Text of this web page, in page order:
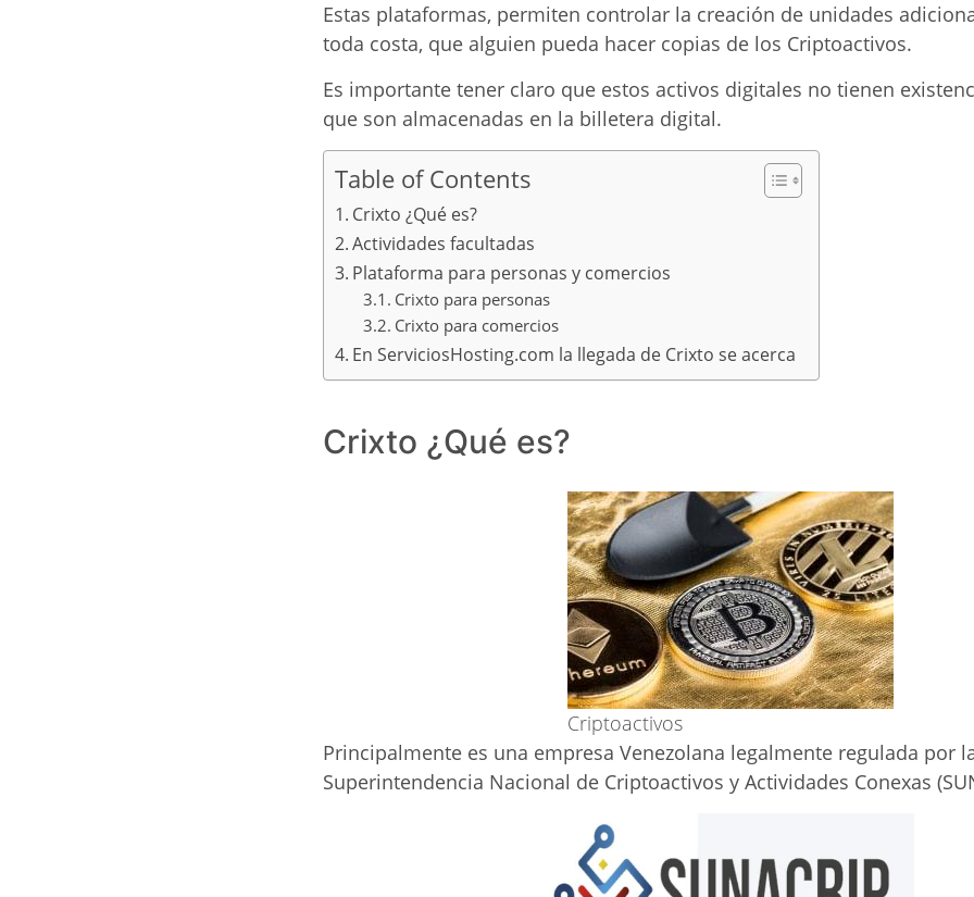
Estas plataformas, permiten controlar la creación de unidades
toda costa, que alguien pueda hacer copias de los Criptoactivos.
Es importante tener claro que estos activos digitales no tienen
que son almacenadas en la billetera digital.
Table of Contents
Crixto ¿Qué es?
Actividades facultadas
Plataforma para personas y comercios
Crixto para personas
Crixto para comercios
En ServiciosHosting.com la llegada de Crixto se acerca
Crixto ¿Qué es?
Criptoactivos
Principalmente es una empresa Venezolana legalmente regulada por
Superintendencia Nacional de Criptoactivos y Actividades Conexas